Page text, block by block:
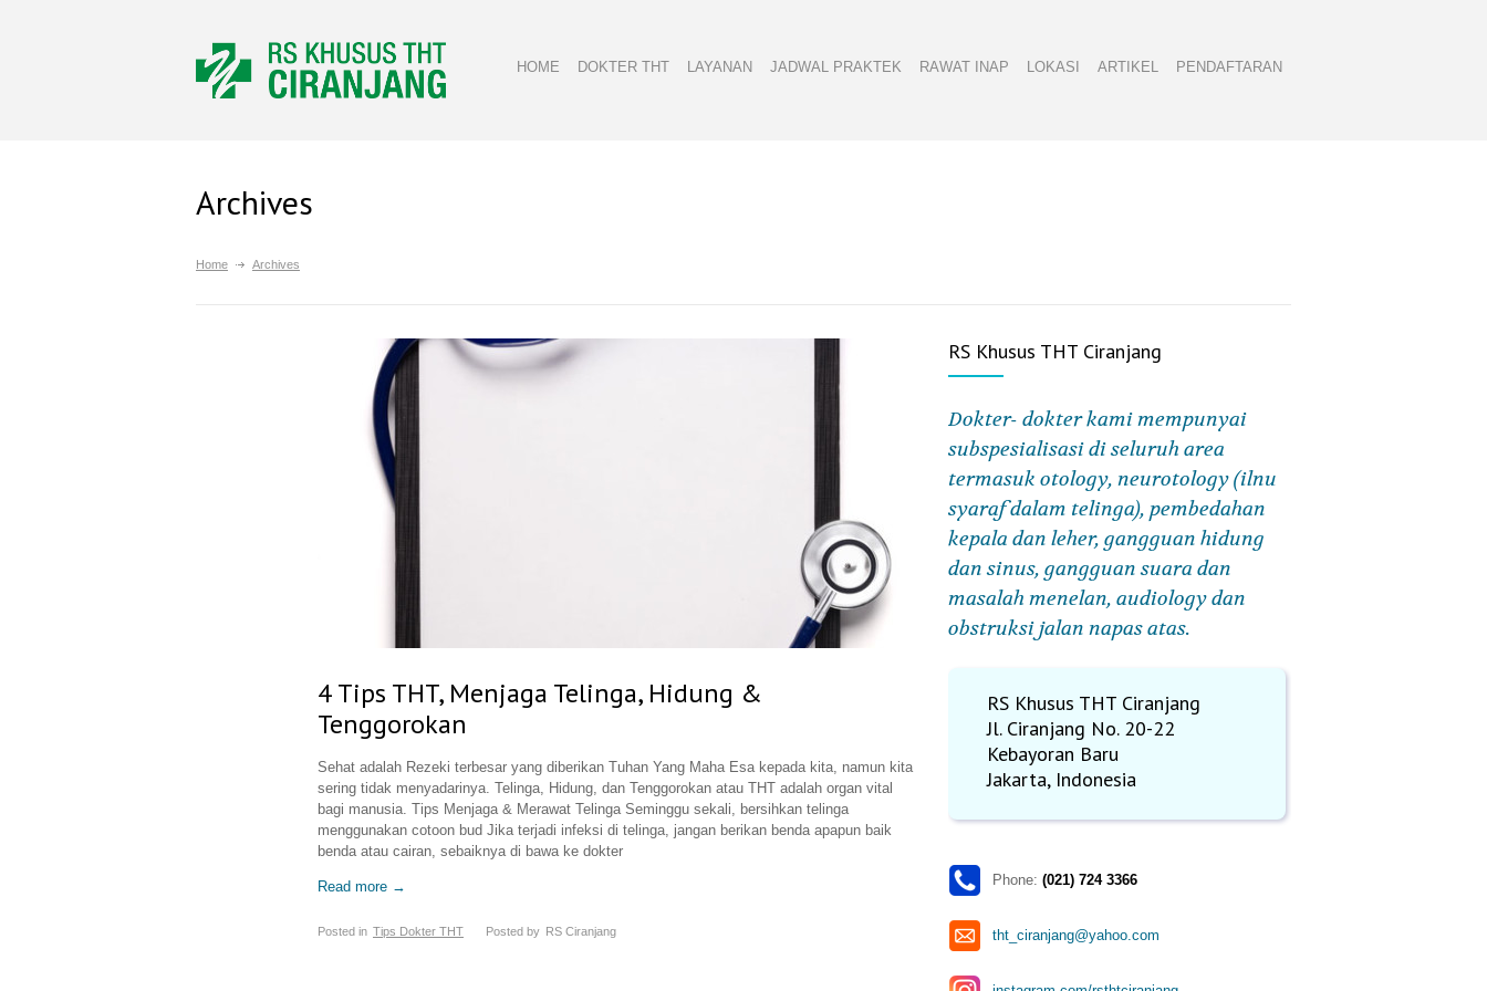
HOME DOKTER THT LAYANAN JADWAL PRAKTEK RAWAT INAP LOKASI ARTIKEL PENDAFTARAN
Archives
Home Archives
4 Tips THT, Menjaga Telinga, Hidung &
Tenggorokan
Sehat adalah Rezeki terbesar yang diberikan Tuhan Yang Maha Esa kepada kita, namun kita
sering tidak menyadarinya. Telinga, Hidung, dan Tenggorokan atau THT adalah organ vital
bagi manusia. Tips Menjaga & Merawat Telinga Seminggu sekali, bersihkan telinga
menggunakan cotoon bud Jika terjadi infeksi di telinga, jangan berikan benda apapun baik
benda atau cairan, sebaiknya di bawa ke dokter
Read more →
Posted in Tips Dokter THT Posted by RS Ciranjang
RS Khusus THT Ciranjang
Dokter- dokter kami mempunyai
subspesialisasi di seluruh area
termasuk otology, neurotology (ilnu
syaraf dalam telinga), pembedahan
kepala dan leher, gangguan hidung
dan sinus, gangguan suara dan
masalah menelan, audiology dan
obstruksi jalan napas atas.
RS Khusus THT Ciranjang
Jl. Ciranjang No. 20-22
Kebayoran Baru
Jakarta, Indonesia
Phone: (021) 724 3366
tht_ciranjang@yahoo.com